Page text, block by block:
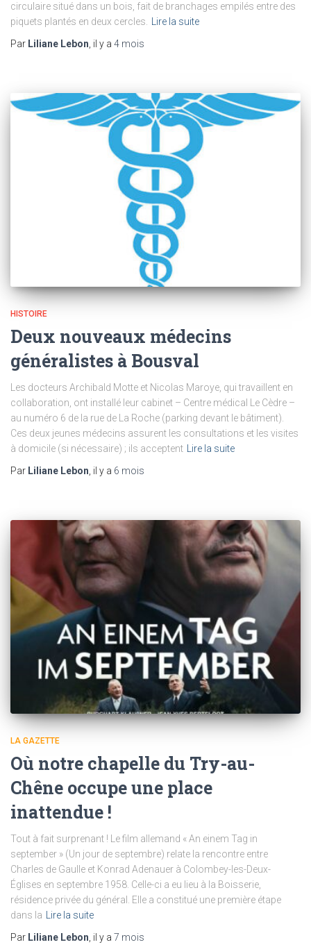
circulaire situé dans un bois, fait de branchages empilés entre des
piquets plantés en deux cercles. Lire la suite
Par Liliane Lebon, il y a 4 mois
HISTOIRE
Deux nouveaux médecins
généralistes à Bousval
Les docteurs Archibald Motte et Nicolas Maroye, qui travaillent en
collaboration, ont installé leur cabinet – Centre médical Le Cèdre –
au numéro 6 de la rue de La Roche (parking devant le bâtiment).
Ces deux jeunes médecins assurent les consultations et les visites
à domicile (si nécessaire) ; ils acceptent
Lire la suite
Par Liliane Lebon , il y a 6 mois
LA GAZETTE
Où notre chapelle du Try-au-
Chêne occupe une place
inattendue !
Tout à fait surprenant ! Le film allemand « An einem Tag in
september » (Un jour de septembre) relate la rencontre entre
Charles de Gaulle et Konrad Adenauer à Colombey-les-Deux-
Églises en septembre 1958. Celle-ci a eu lieu à la Boisserie,
résidence privée du général. Elle a constitué une première étape
dans la Lire la suite
Par Liliane Lebon , il y a 7 mois